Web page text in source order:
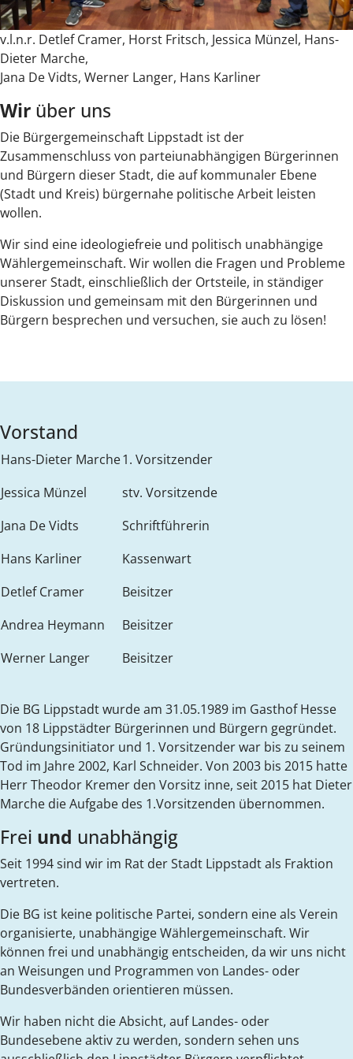
v.l.n.r. Detlef Cramer, Horst Fritsch, Jessica Münzel, Hans-
Dieter Marche,
Jana De Vidts, Werner Langer, Hans Karliner
Wir über uns
Die Bürgergemeinschaft Lippstadt ist der
Zusammenschluss von parteiunabhängigen Bürgerinnen
und Bürgern dieser Stadt, die auf kommunaler Ebene
(Stadt und Kreis) bürgernahe politische Arbeit leisten
wollen.
Wir sind eine ideologiefreie und politisch unabhängige
Wählergemeinschaft. Wir wollen die Fragen und Probleme
unserer Stadt, einschließlich der Ortsteile, in ständiger
Diskussion und gemeinsam mit den Bürgerinnen und
Bürgern besprechen und versuchen, sie auch zu lösen!
Vorstand
Hans-Dieter Marche1. Vorsitzender
Jessica Münzel
stv. Vorsitzende
Jana De Vidts
Schriftführerin
Hans Karliner
Kassenwart
Detlef Cramer
Beisitzer
Andrea Heymann
Beisitzer
Werner Langer
Beisitzer
Die BG Lippstadt wurde am 31.05.1989 im Gasthof Hesse
von 18 Lippstädter Bürgerinnen und Bürgern gegründet.
Gründungsinitiator und 1. Vorsitzender war bis zu seinem
Tod im Jahre 2002, Karl Schneider. Von 2003 bis 2015 hatte
Herr Theodor Kremer den Vorsitz inne, seit 2015 hat Dieter
Marche die Aufgabe des 1.Vorsitzenden übernommen.
Frei und unabhängig
Seit 1994 sind wir im Rat der Stadt Lippstadt als Fraktion
vertreten.
Die BG ist keine politische Partei, sondern eine als Verein
organisierte, unabhängige Wählergemeinschaft. Wir
können frei und unabhängig entscheiden, da wir uns nicht
an Weisungen und Programmen von Landes- oder
Bundesverbänden orientieren müssen.
Wir haben nicht die Absicht, auf Landes- oder
Bundesebene aktiv zu werden, sondern sehen uns